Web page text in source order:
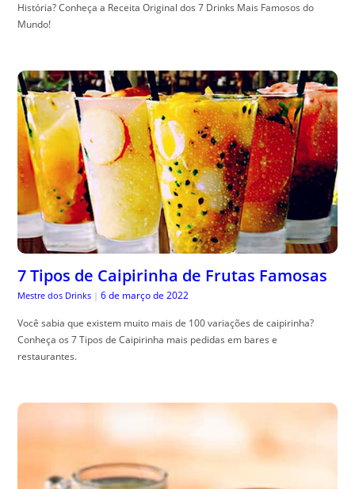
História? Conheça a Receita Original dos 7 Drinks Mais Famosos do
Mundo!
7 Tipos de Caipirinha de Frutas Famosas
Mestre dos Drinks | 6 de março de 2022
Você sabia que existem muito mais de 100 variações de caipirinha?
Conheça os 7 Tipos de Caipirinha mais pedidas em bares e
restaurantes.